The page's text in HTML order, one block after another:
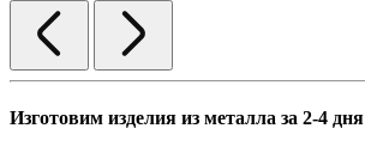
Изготовим изделия из металла за 2-4 дня